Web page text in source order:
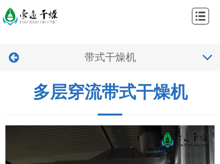
网
视
带式干燥机
多层穿流带式干燥机